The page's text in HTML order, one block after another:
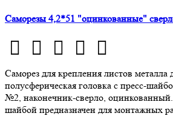
Саморезы 4,2*51 "оцинкованные"
Саморез для крепления листов металла
полусферическая головка с пресс-
№2, наконечник-сверло,
шайбой предназначен для монтажных